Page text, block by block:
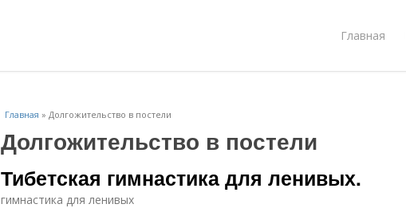
Главная
Главная » Долгожительство в постели
Долгожительство в постели
Тибетская гимнастика для ленивых.
гимнастика для ленивых